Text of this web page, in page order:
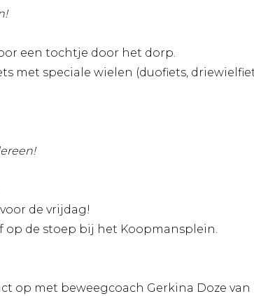
een tochtje door het dorp.
met speciale wielen (duofiets,
de vrijdag!
op de stoep bij het Koopmansplein.
op met beweegcoach Gerkina Doze